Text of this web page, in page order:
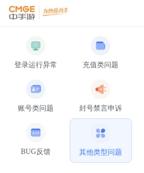
登录运行异常 充值类问题
账号类问题 封号禁言申诉
BUG反馈 其他类型问题